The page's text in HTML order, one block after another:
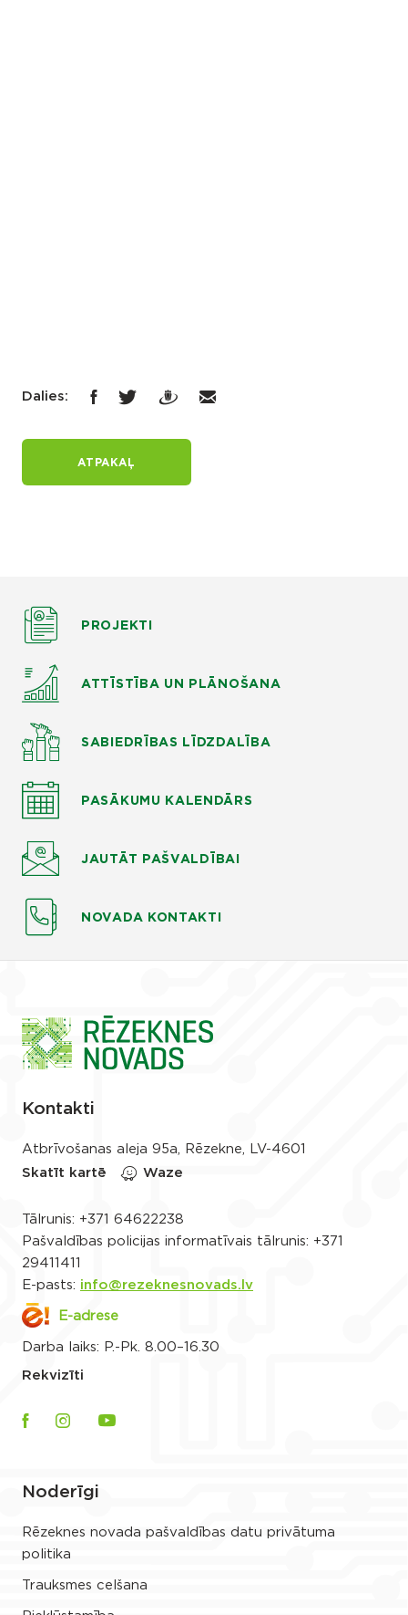
Dalies:
ATPAKAĻ
PROJEKTI
ATTĪSTĪBA UN PLĀNOŠANA
SABIEDRĪBAS LĪDZDALĪBA
PASĀKUMU KALENDĀRS
JAUTĀT PAŠVALDĪBAI
NOVADA KONTAKTI
Kontakti
Atbrīvošanas aleja 95a, Rēzekne, LV-4601
Skatīt kartē
Waze
Tālrunis: +371 64622238
Pašvaldības policijas informatīvais tālrunis: +371
29411411
E-pasts: info@rezeknesnovads.lv
E-adrese
Darba laiks: P.-Pk. 8.00–16.30
Rekvizīti
Noderīgi
Rēzeknes novada pašvaldības datu privātuma
politika
Trauksmes celšana